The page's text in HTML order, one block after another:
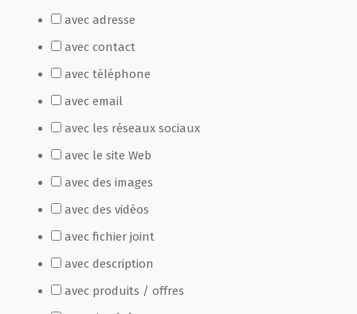
avec adresse
avec contact
avec téléphone
avec email
avec les réseaux sociaux
avec le site Web
avec des images
avec des vidéos
avec fichier joint
avec description
avec produits / offres
Fête Marché Paysan
Partenaires